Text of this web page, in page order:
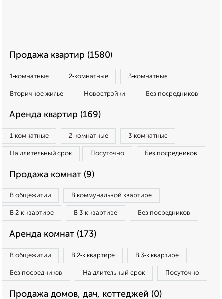
Продажа квартир (1580)
1‑комнатные 2‑комнатные 3‑комнатные
Вторичное жилье Новостройки Без посредников
Аренда квартир (169)
1‑комнатные 2‑комнатные 3‑комнатные
На длительный срок Посуточно Без посредников
Продажа комнат (9)
В общежитии В коммунальной квартире
В 2‑к квартире В 3‑к квартире Без посредников
Аренда комнат (173)
В общежитии В 2‑к квартире В 3‑к квартире
Без посредников На длительный срок Посуточно
Продажа домов, дач, коттеджей (0)